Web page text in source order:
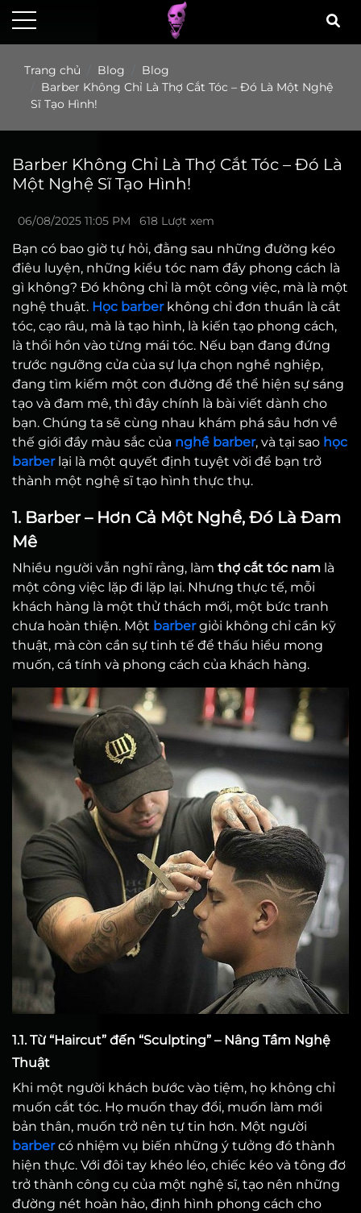
Trang chủ Blog
Blog
Barber Không Chỉ Là Thợ Cắt Tóc – Đó Là Một Nghệ
Sĩ Tạo Hình!
Barber Không Chỉ Là Thợ Cắt Tóc – Đó Là
Một Nghệ Sĩ Tạo Hình!
06/08/2025 11:05 PM 618 Lượt xem
Bạn có bao giờ tự hỏi, đằng sau những đường kéo
điêu luyện, những kiểu tóc nam đầy phong cách là
gì không? Đó không chỉ là một công việc, mà là một
nghệ thuật. Học barberkhông chỉ đơn thuần là cắt
tóc, cạo râu, mà là tạo hình, là kiến tạo phong cách,
là thổi hồn vào từng mái tóc. Nếu bạn đang đứng
trước ngưỡng cửa của sự lựa chọn nghề nghiệp,
đang tìm kiếm một con đường để thể hiện sự sáng
tạo và đam mê, thì đây chính là bài viết dành cho
bạn. Chúng ta sẽ cùng nhau khám phá sâu hơn về
thế giới đầy màu sắc của nghề barber, và tại sao học
barberlại là một quyết định tuyệt vời để bạn trở
thành một nghệ sĩ tạo hình thực thụ.
1. Barber – Hơn Cả Một Nghề, Đó Là Đam
Mê
Nhiều người vẫn nghĩ rằng, làm thợ cắt tóc nam là
một công việc lặp đi lặp lại. Nhưng thực tế, mỗi
khách hàng là một thử thách mới, một bức tranh
chưa hoàn thiện. Một barbergiỏi không chỉ cần kỹ
thuật, mà còn cần sự tinh tế để thấu hiểu mong
muốn, cá tính và phong cách của khách hàng.
1.1. Từ “Haircut” đến “Sculpting” – Nâng Tầm Nghệ
Thuật
Khi một người khách bước vào tiệm, họ không chỉ
muốn cắt tóc. Họ muốn thay đổi, muốn làm mới
bản thân, muốn trở nên tự tin hơn. Một người
barbercó nhiệm vụ biến những ý tưởng đó thành
hiện thực. Với đôi tay khéo léo, chiếc kéo và tông đơ
trở thành công cụ của một nghệ sĩ, tạo nên những
đường nét hoàn hảo, định hình phong cách cho